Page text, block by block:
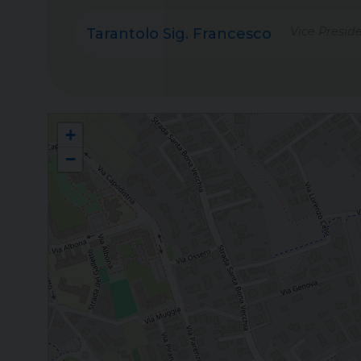
Tarantolo Sig. Francesco
Associazioni Cristiane Lavoratori Italiani APS (ACLI) - Treviso
+
−